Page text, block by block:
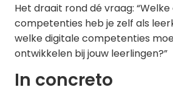
Het draait rond dé vraag:
competenties heb je zelf als
welke digitale competenties
ontwikkelen bij jouw leerlingen?”
In concreto